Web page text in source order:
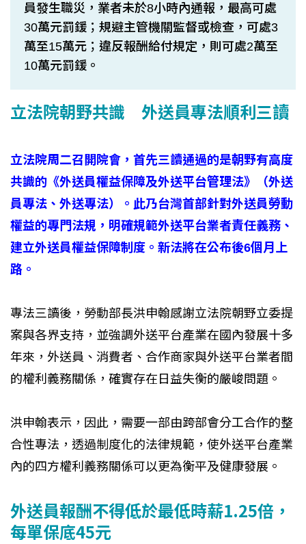
員發生職災，業者未於8小時內通報，最高可處
30萬元罰鍰；規避主管機關監督或檢查，可處3
萬至15萬元；違反報酬給付規定，則可處2萬至
10萬元罰鍰。
立法院朝野共識 外送員專法順利三讀
立法院周二召開院會，首先三讀通過的是朝野有高度
共識的《外送員權益保障及外送平台管理法》（外送
員專法、外送專法）。此乃台灣首部針對外送員勞動
權益的專門法規，明確規範外送平台業者責任義務、
建立外送員權益保障制度。新法將在公布後6個月上
路。
專法三讀後，勞動部長洪申翰感謝立法院朝野立委提
案與各界支持，並強調外送平台產業在國內發展十多
年來，外送員、消費者、合作商家與外送平台業者間
的權利義務關係，確實存在日益失衡的嚴峻問題。
洪申翰表示，因此，需要一部由跨部會分工合作的整
合性專法，透過制度化的法律規範，使外送平台產業
內的四方權利義務關係可以更為衡平及健康發展。
外送員報酬不得低於最低時薪1.25倍，
每單保底45元